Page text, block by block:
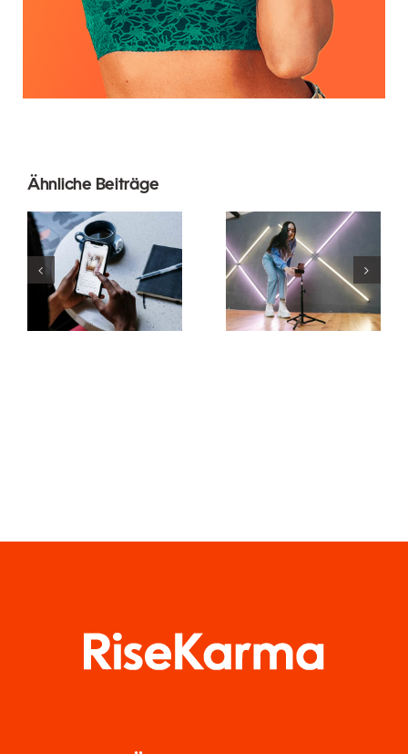
Ähnliche Beiträge
Wie kann
man
mehrere
Instagram-
Konten zu
einem
Methoden
zur
Steigerung
der
organischen
Reichweite